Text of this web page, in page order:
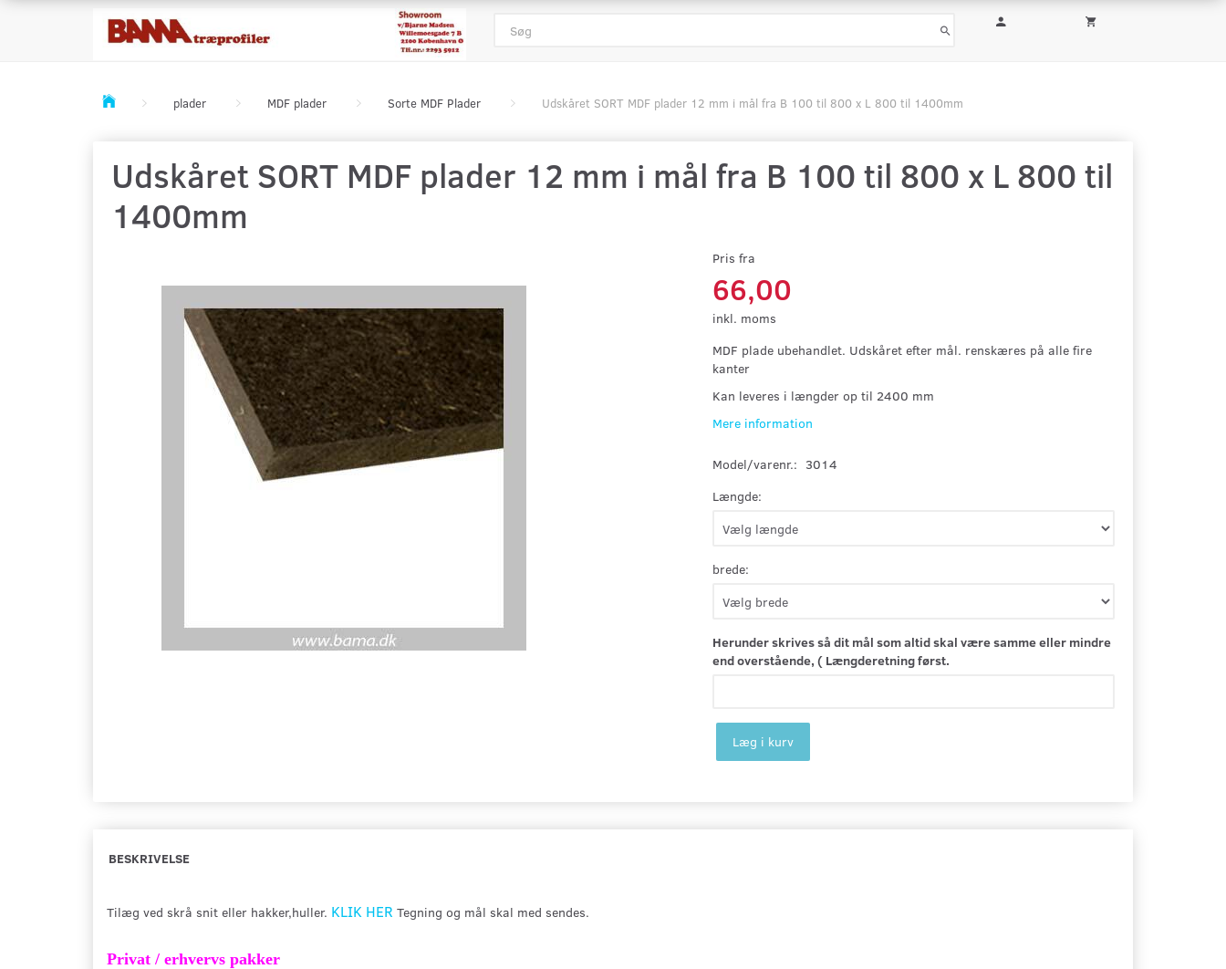
plader MDF plader Sorte MDF Plader Udskåret SORT MDF plader 12 mm i mål fra B 100 til 800 x L 800 til 1400mm
Udskåret SORT MDF plader 12 mm i mål fra B 100 til 800 x L 800 til
1400mm
Pris fra
66,00
inkl. moms
MDF plade ubehandlet. Udskåret efter mål. renskæres på alle fire
kanter
Kan leveres i længder op til 2400 mm
Mere information
Model/varenr.: 3014
Længde:
brede:
Herunder skrives så dit mål som altid skal være samme eller mindre
end overstående, ( Længderetning først.
Læg i kurv
BESKRIVELSE
Tilæg ved skrå snit eller hakker,huller. KLIK HER Tegning og mål skal med sendes.
Privat / erhvervs pakker